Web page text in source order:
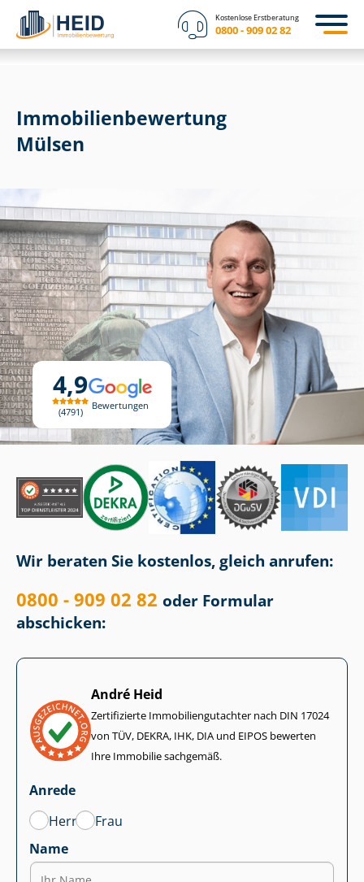
Kostenlose Erstberatung
0800 - 909 02 82
4,9
4791
Bewertungen
Immobilien­bewertung
Mülsen
Wir beraten Sie kostenlos, gleich anrufen:
0800 - 909 02 82 oder Formular
abschicken:
André Heid
Zertifizierte Im­mo­bi­li­en­gut­ach­ter nach DIN 17024
von TÜV, DEKRA, IHK, DIA und EIPOS bewerten
Ihre Immobilie sachgemäß.
Anrede
Herr
Frau
Name